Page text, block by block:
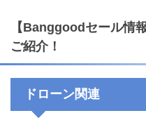
【Banggoodセール情
ご紹介！
ドローン関連